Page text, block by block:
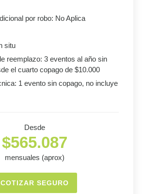
por robo: No Aplica
situ
reemplazo: 3 eventos al año sin
el cuarto copago de $10.000
1 evento sin copago, no incluye
Desde
$565.087
mensuales (aprox)
COTIZAR SEGURO